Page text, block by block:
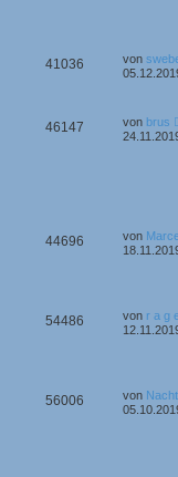
41036 von
46147 von brus
44696 von
54486 von r a g
56006 von